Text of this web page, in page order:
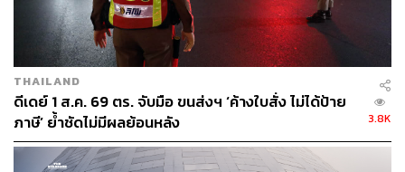
THAILAND
ดีเดย์ 1 ส.ค. 69 ตร. จับมือ ขนส่งฯ ‘ค้างใบสั่ง ไม่ได้ป้าย
ภาษี’ ย้ำชัดไม่มีผลย้อนหลัง
3.8K